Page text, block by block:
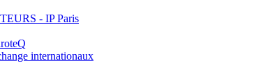
- IP Paris
internationaux